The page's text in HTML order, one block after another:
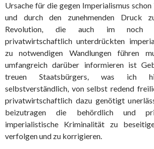
Ursache für die gegen Imperialismus
und durch den zunehmenden Druck
Revolution, die auch im noch
privatwirtschaftlich unterdrückten
zu notwendigen Wandlungen führen
umfangreich darüber informieren ist
treuen Staatsbürgers, was ich
selbstverständlich, von selbst redend
privatwirtschaftlich dazu genötigt
beizutragen die behördlich und
imperialistische Kriminalität zu
verfolgen und zu korrigieren.